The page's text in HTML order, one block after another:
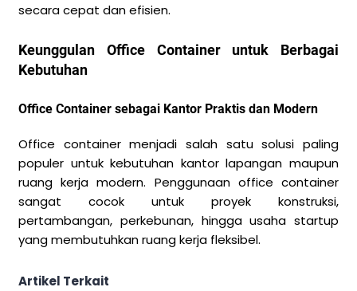
secara cepat dan efisien.
Keunggulan Office Container untuk Berbagai
Kebutuhan
Office Container sebagai Kantor Praktis dan Modern
Office container menjadi salah satu solusi paling
populer untuk kebutuhan kantor lapangan maupun
ruang kerja modern. Penggunaan office container
sangat cocok untuk proyek konstruksi,
pertambangan, perkebunan, hingga usaha startup
yang membutuhkan ruang kerja fleksibel.
Artikel Terkait